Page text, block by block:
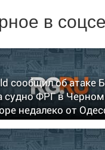
в
сообщил об атаке
судно ФРГ в Черном
недалеко от